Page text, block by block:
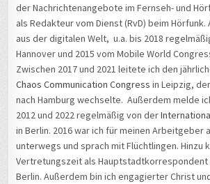
der Nachrichtenangebote im Fernseh- und
als Redakteur vom Dienst (RvD) beim
aus der digitalen Welt, u.a. bis 2018
Hannover und 2015 vom Mobile World
Zwischen 2017 und 2021 leitete ich den
Chaos Communication Congress in Leipzig,
nach Hamburg wechselte. Außerdem melde
2012 und 2022 regelmäßig von der
in Berlin. 2016 war ich für meinen
unterwegs und sprach mit Flüchtlingen. Hinzu
Vertretungszeit als Hauptstadtkorrespondent
Berlin. Außerdem bin ich engagierter Christ